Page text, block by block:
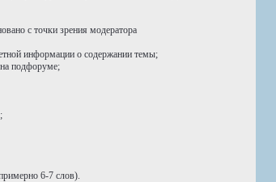
с точки зрения модератора
информации о содержании темы;
подфоруме;
6-7 слов).